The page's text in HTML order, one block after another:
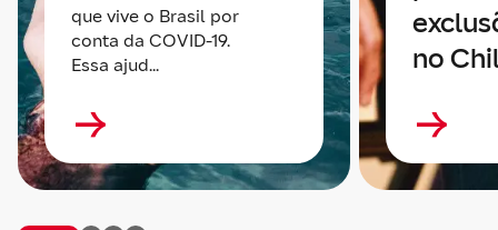
que vive o Brasil por
conta da COVID-19.
Essa ajud...
no